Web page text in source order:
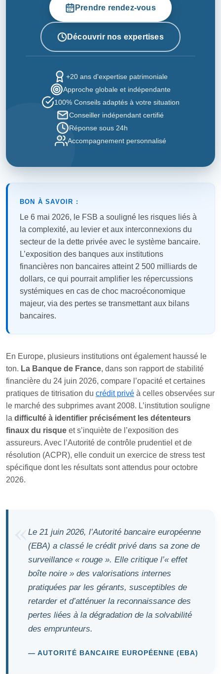
Prendre rendez-vous
Découvrir nos expertises
+20 ans d'expertise patrimoniale
Approche globale et indépendante
100% Conseils adaptés à votre situation
Conseiller indépendant certifié
Réponse sous 24h
Accompagnement personnalisé
BON À SAVOIR :
Le 6 mai 2026, le FSB a souligné les risques liés à
la complexité, au levier et aux interconnexions du
secteur de la dette privée avec le système bancaire.
L’exposition des banques aux institutions
financières non bancaires atteint 2 500 milliards de
dollars, ce qui pourrait amplifier les répercussions
systémiques en cas de choc macroéconomique
majeur, via des pertes se transmettant aux bilans
bancaires.
En Europe, plusieurs institutions ont également haussé le
ton. La Banque de France, dans son rapport de stabilité
financière du 24 juin 2026, compare l’opacité et certaines
pratiques de titrisation du crédit privé à celles observées sur
le marché des subprimes avant 2008. L’institution souligne
la difficulté à identifier précisément les détenteurs
finaux du risque et s’inquiète de l’exposition des
assureurs. Avec l’Autorité de contrôle prudentiel et de
résolution (ACPR), elle conduit un exercice de stress test
spécifique dont les résultats sont attendus pour octobre
2026.
Le 21 juin 2026, l’Autorité bancaire européenne
(EBA) a classé le crédit privé dans sa zone de
surveillance « rouge ». Elle critique l’« effet
boîte noire » des valorisations internes
pratiquées par les gérants, susceptibles de
retarder et d’atténuer la reconnaissance des
pertes liées à la dégradation de la solvabilité
des emprunteurs.
AUTORITÉ BANCAIRE EUROPÉENNE (EBA)